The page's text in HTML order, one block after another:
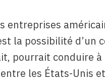
entreprises
la possibilité d’un
pourrait conduire
les États-Unis